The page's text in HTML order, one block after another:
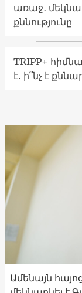
առաջ․
քննությունը
TRIPP+
է․ ի՞նչ է
Ամենայն